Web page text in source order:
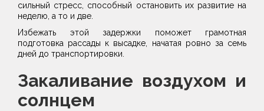
сильный стресс, способный остановить их развитие на
неделю, а то и две.
Избежать этой задержки поможет грамотная
подготовка рассады к высадке, начатая ровно за семь
дней до транспортировки.
​Закаливание воздухом и
солнцем